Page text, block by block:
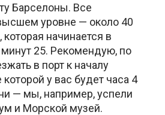
Барселоны. Все
уровне — около 40
которая начинается в
25. Рекомендую, по
в порт к началу
которой у вас будет часа 4
— мы, например, успели
и Морской музей.